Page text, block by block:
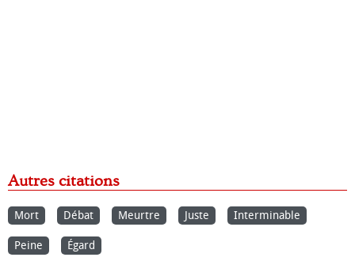
Autres citations
Mort Débat Meurtre Juste Interminable
Peine Égard